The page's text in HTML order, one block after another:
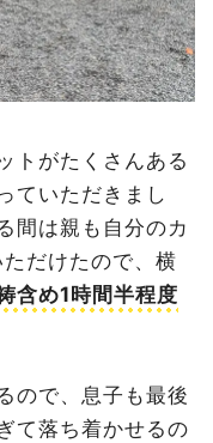
トがたくさんある
ていただきまし
間は親も自分のカ
だけたので、横
含め1時間半程度
ので、息子も最後
て落ち着かせるの